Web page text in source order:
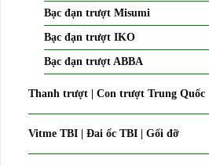
Bạc đạn trượt Misumi
Bạc đạn trượt IKO
Bạc đạn trượt ABBA
Thanh trượt | Con trượt Trung Quốc
Vitme TBI | Đai ốc TBI | Gối đỡ